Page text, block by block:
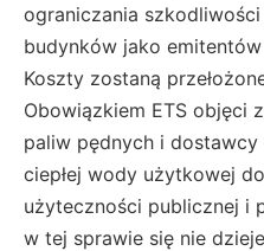
ograniczania
budynków jako
Koszty zostaną
Obowiązkiem ETS objęci
paliw pędnych i
ciepłej wody użytkowej
użyteczności publicznej i
w tej sprawie się nie